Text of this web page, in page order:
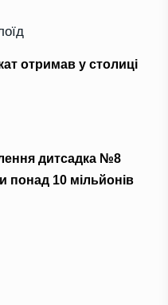
отримав у столиці
дитсадка №8
понад 10 мільйонів